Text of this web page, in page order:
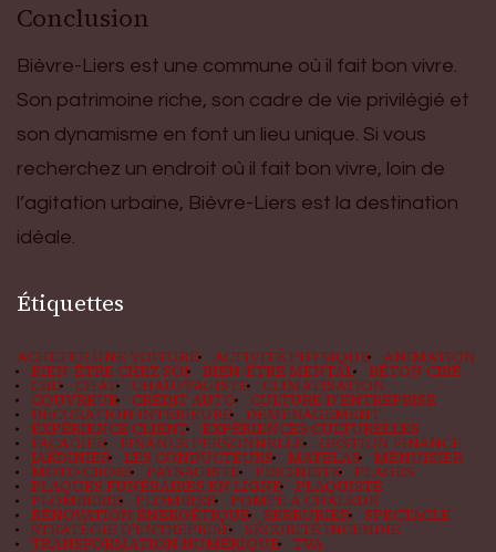
Conclusion
Bièvre-Liers est une commune où il fait bon vivre.
Son patrimoine riche, son cadre de vie privilégié et
son dynamisme en font un lieu unique. Si vous
recherchez un endroit où il fait bon vivre, loin de
l’agitation urbaine, Bièvre-Liers est la destination
idéale.
Étiquettes
ACHETER UNE VOITURE ACTIVITÉ PHYSIQUE ANIMATION
BIEN-ÊTRE CHEZ SOI BIEN-ÊTRE MENTAL BÉTON CIRÉ
CBD CHAT CHAUFFAGISTE CLIMATISATION
COUVREUR CRÉDIT AUTO CULTURE D'ENTREPRISE
DÉCORATION INTÉRIEURE DÉMÉNAGEMENT
EXPÉRIENCE CLIENT EXPÉRIENCES CULTURELLES
FAÇADIER FINANCE PERSONNELLE GESTION FINANCE
JARDINIER LES CONDUCTEURS MATELAS MENUISIER
MOTO CROSS PAYSAGISTE PISCINISTE PLAGES
PLAQUES FUNÉRAIRES EN LIGNE PLAQUISTE
PLOMBERIE PLOMBIER POMPE À CHALEUR
RÉNOVATION ÉNERGÉTIQUE SERRURIER SPECTACLE
STRATÉGIE D'ENTREPRISE SÉCURITÉ INCENDIE
TRANSFORMATION NUMÉRIQUE TVA